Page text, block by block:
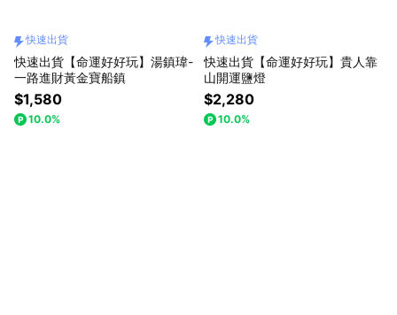
快速出貨
快速出貨【命運好好玩】湯鎮瑋-
一路進財黃金寶船鎮
$1,580
10.0%
快速出貨
快速出貨【命運好好玩】貴人靠
山開運鹽燈
$2,280
10.0%